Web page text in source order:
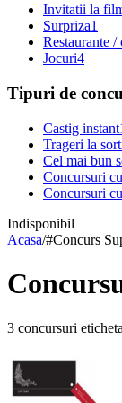
Invitatii la
Surpriza1
Restaurante
Jocuri4
Tipuri de
Castig instant
Trageri la
Cel mai bun
Concursuri
Concursuri
Indisponibil
Acasa/#Concurs
3 concursuri